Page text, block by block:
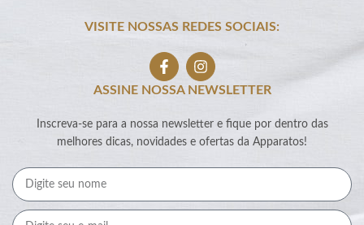
VISITE NOSSAS REDES SOCIAIS:
ASSINE NOSSA NEWSLETTER
Inscreva-se para a nossa newsletter e fique por dentro das
melhores dicas, novidades e ofertas da Apparatos!